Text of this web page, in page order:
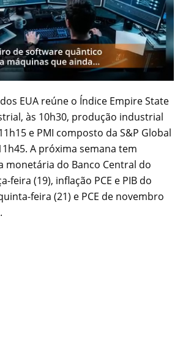
EUA reúne o Índice Empire State
às 10h30, produção industrial
e PMI composto da S&P Global
A próxima semana tem
monetária do Banco Central do
feira (19), inflação PCE e PIB do
feira (21) e PCE de novembro